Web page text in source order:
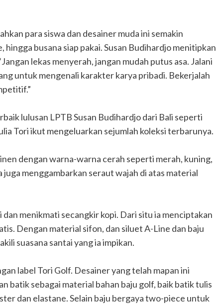
para siswa dan desainer muda ini semakin
busana siap pakai. Susan Budihardjo menitipkan
lekas menyerah, jangan mudah putus asa. Jalani
untuk mengenali karakter karya pribadi. Bekerjalah
lulusan LPTB Susan Budihardjo dari Bali seperti
Tori ikut mengeluarkan sejumlah koleksi terbarunya.
dengan warna-warna cerah seperti merah, kuning,
menggambarkan seraut wajah di atas material
menikmati secangkir kopi. Dari situ ia menciptakan
Dengan material sifon, dan siluet A-Line dan baju
suasana santai yang ia impikan.
label Tori Golf. Desainer yang telah mapan ini
batik sebagai material bahan baju golf, baik batik tulis
dan elastane. Selain baju bergaya two-piece untuk